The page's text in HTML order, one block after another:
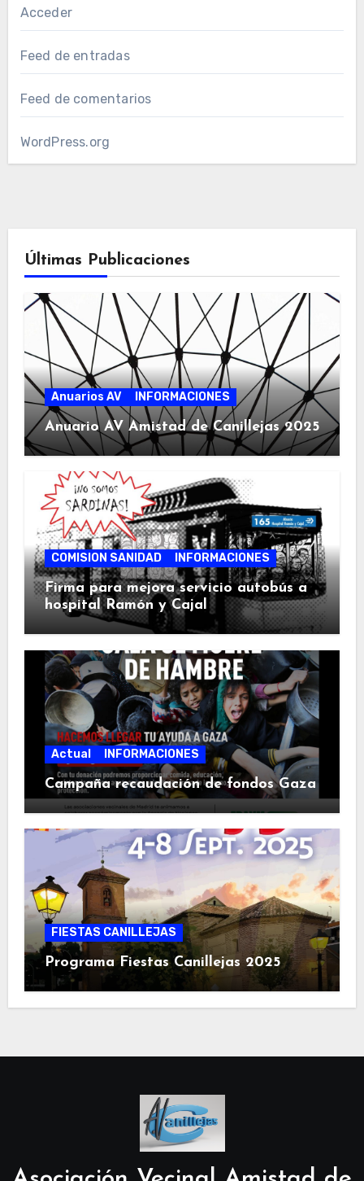
Acceder
Feed de entradas
Feed de comentarios
WordPress.org
Últimas Publicaciones
Anuarios AV INFORMACIONES
Anuario AV Amistad de Canillejas 2025
COMISION SANIDAD INFORMACIONES
Firma para mejora servicio autobús a
hospital Ramón y Cajal
Actual INFORMACIONES
Campaña recaudación de fondos Gaza
FIESTAS CANILLEJAS
Programa Fiestas Canillejas 2025